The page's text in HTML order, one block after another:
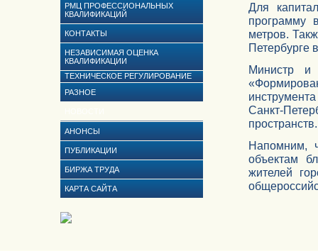
РМЦ ПРОФЕССИОНАЛЬНЫХ
КВАЛИФИКАЦИЙ
КОНТАКТЫ
НЕЗАВИСИМАЯ ОЦЕНКА
КВАЛИФИКАЦИИ
ТЕХНИЧЕСКОЕ РЕГУЛИРОВАНИЕ
РАЗНОЕ
АНОНСЫ
ПУБЛИКАЦИИ
БИРЖА ТРУДА
КАРТА САЙТА
Для
программу
метров.
Петербурге
Министр и
Санкт-
пространств.
Напомним,
объектам
жителей